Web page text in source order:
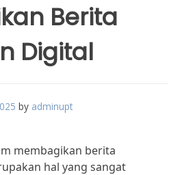
Berita
Digital
by adminupt
membagikan berita
hal yang sangat